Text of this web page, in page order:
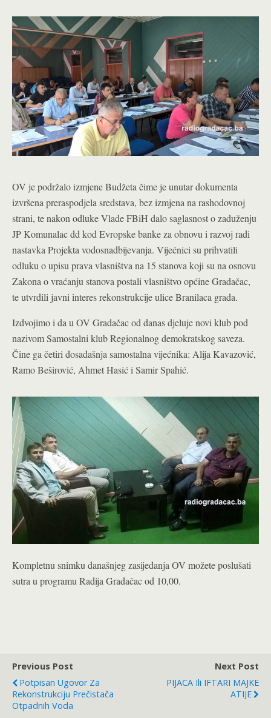
OV je podržalo izmjene Budžeta čime je unutar dokumenta
izvršena preraspodjela sredstava, bez izmjena na rashodovnoj
strani, te nakon odluke Vlade FBiH dalo saglasnost o zaduženju
JP Komunalac dd kod Evropske banke za obnovu i razvoj radi
nastavka Projekta vodosnadbijevanja. Vijećnici su prihvatili
odluku o upisu prava vlasništva na 15 stanova koji su na osnovu
Zakona o vraćanju stanova postali vlasništvo općine Gradačac,
te utvrdili javni interes rekonstrukcije ulice Branilaca grada.
Izdvojimo i da u OV Gradačac od danas djeluje novi klub pod
nazivom Samostalni klub Regionalnog demokratskog saveza.
Čine ga četiri dosadašnja samostalna vijećnika: Alija Kavazović,
Ramo Beširović, Ahmet Hasić i Samir Spahić.
Kompletnu snimku današnjeg zasijedanja OV možete poslušati
sutra u programu Radija Gradačac od 10,00.
Previous Post
Potpisan Ugovor Za
Rekonstrukciju Prečistača
Otpadnih Voda
Next Post
PIJACA Ili IFTARI MAJKE
ATIJE